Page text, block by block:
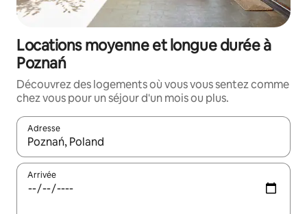
Locations moyenne et longue durée à
Poznań
Découvrez des logements où vous vous sentez comme
chez vous pour un séjour d'un mois ou plus.
Adresse
Lorsque les résultats s'affichent, utilisez les flèches vers le
Arrivée